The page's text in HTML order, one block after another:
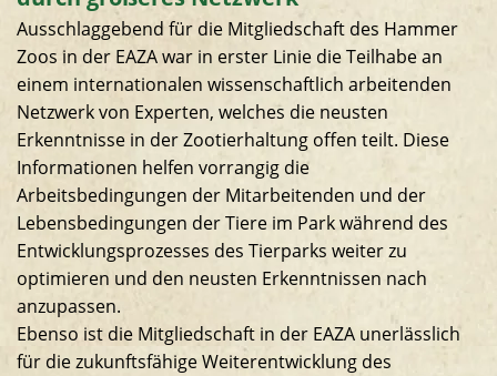
Ausschlaggebend für die Mitgliedschaft des Hammer
Zoos in der EAZA war in erster Linie die Teilhabe an
einem internationalen wissenschaftlich arbeitenden
Netzwerk von Experten, welches die neusten
Erkenntnisse in der Zootierhaltung offen teilt. Diese
Informationen helfen vorrangig die
Arbeitsbedingungen der Mitarbeitenden und der
Lebensbedingungen der Tiere im Park während des
Entwicklungsprozesses des Tierparks weiter zu
optimieren und den neusten Erkenntnissen nach
anzupassen.
Ebenso ist die Mitgliedschaft in der EAZA unerlässlich
für die zukunftsfähige Weiterentwicklung des